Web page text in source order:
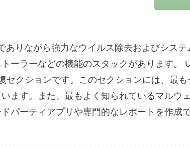
りながら強力なウイルス除去およびシス
ーラーなどの機能のスタックがあります。
セクションです。このセクションには、最
ます。また、最もよく知られているマルウ
パーティアプリや専門的なレポートを作成で